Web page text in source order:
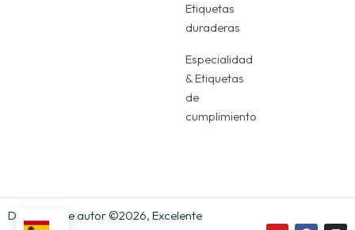
Etiquetas
duraderas
Especialidad
& Etiquetas
de
cumplimiento
Derechos de autor ©2026, Excelente